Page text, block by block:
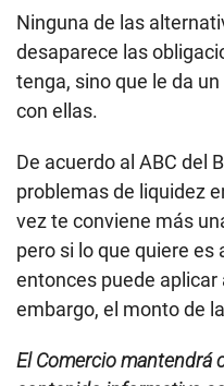
Ninguna de las
desaparece las
tenga, sino que le da
con ellas.
De acuerdo al ABC del
problemas de liquidez
vez te conviene más
pero si lo que quiere es
entonces puede
embargo, el monto de
El Comercio mantendrá